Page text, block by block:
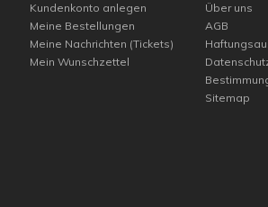
Kundenkonto anlegen
Meine Bestellungen
Meine Nachrichten (Tickets)
Mein Wunschzettel
Über uns
AGB
Sitemap